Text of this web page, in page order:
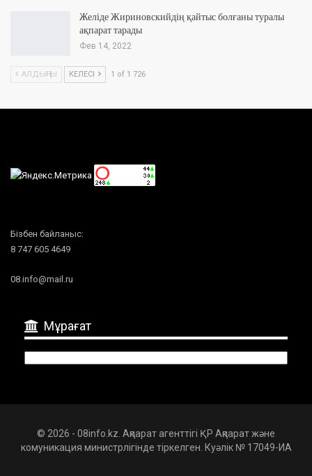
Желіде Жириновскийдің қайтыс болғаны туралы
ақпарат тарады
Фев 14, 2022
АЛДЫҢҒЫ КЕЛЕСІ 1 of 1 726
Бізбен байланыс:
8 747 605 4649
08.info@mail.ru
Мұрағат
© 2026 - 08info.kz. Ақпарат агенттігі ҚР Ақпарат және
комуникация министрлігінде тіркелген. Куәлік № 17049-ИА